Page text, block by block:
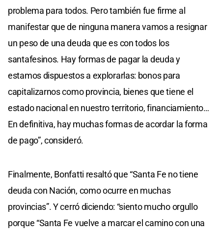
problema para todos. Pero también fue firme al
manifestar que de ninguna manera vamos a resignar
un peso de una deuda que es con todos los
santafesinos. Hay formas de pagar la deuda y
estamos dispuestos a explorarlas: bonos para
capitalizarnos como provincia, bienes que tiene el
estado nacional en nuestro territorio, financiamiento…
En definitiva, hay muchas formas de acordar la forma
de pago”, consideró.
Finalmente, Bonfatti resaltó que “Santa Fe no tiene
deuda con Nación, como ocurre en muchas
provincias”. Y cerró diciendo: “siento mucho orgullo
porque “Santa Fe vuelve a marcar el camino con una